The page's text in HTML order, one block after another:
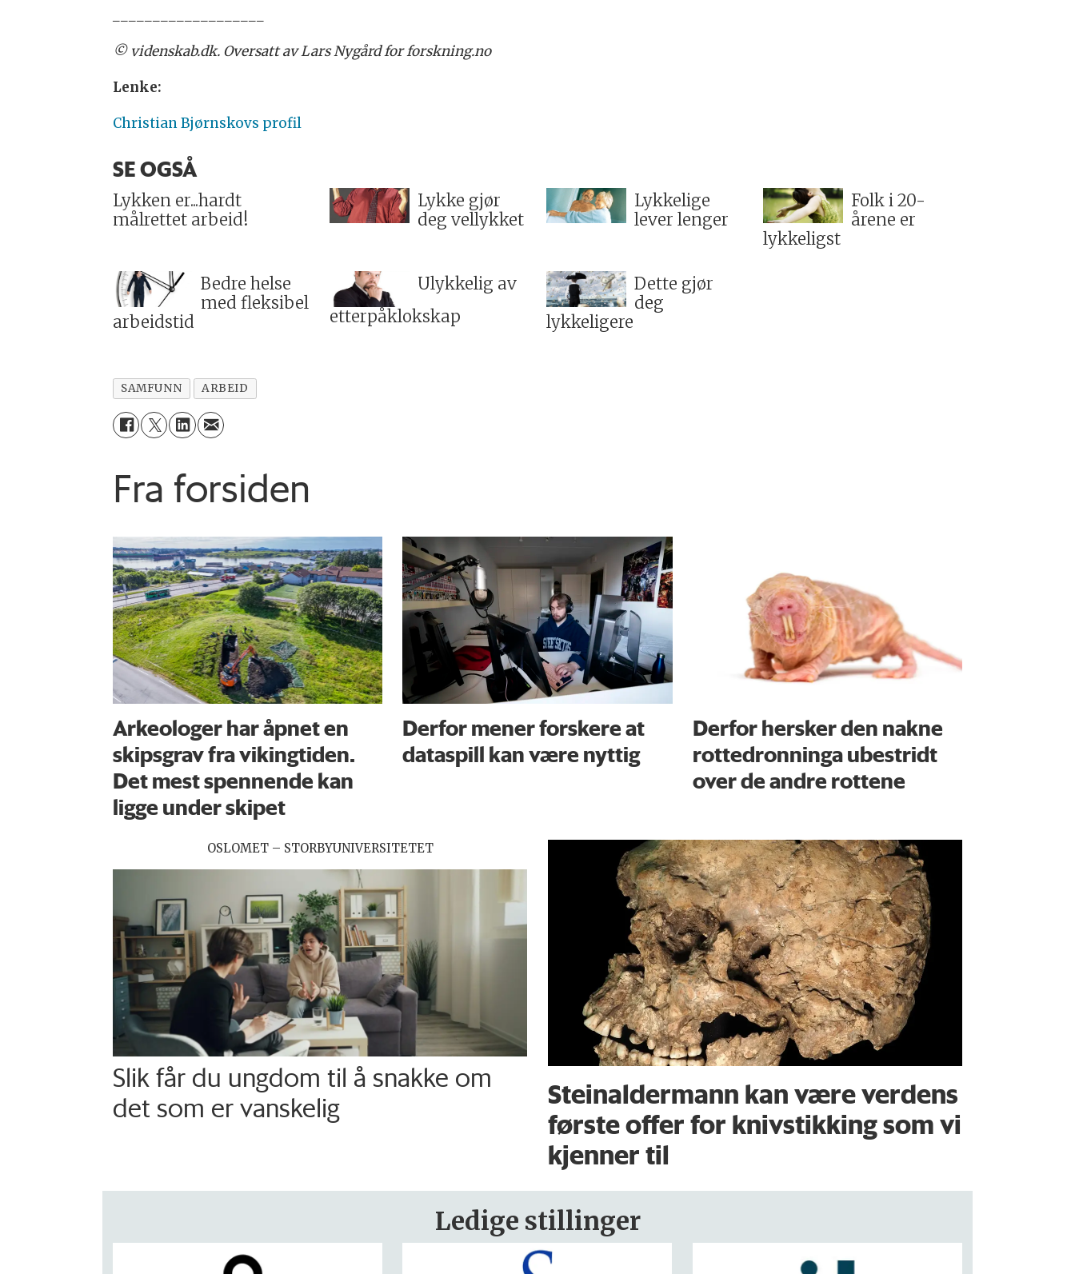
© videnskab.dk. Oversatt av Lars Nygård for forskning.no
Lenke:
Christian Bjørnskovs profil
SE OGSÅ
Lykken er...hardt
målrettet arbeid!
Lykke gjør
deg vellykket
Lykkelige
lever lenger
Folk i 20-
årene er
lykkeligst
Bedre helse
med fleksibel
arbeidstid
Ulykkelig av
etterpåklokskap
Dette gjør
deg
lykkeligere
SAMFUNN ARBEID
Fra forsiden
Arkeologer har åpnet en
skipsgrav fra vikingtiden.
Det mest spennende kan
ligge under skipet
Derfor mener forskere at
dataspill kan være nyttig
Derfor hersker den nakne
rottedronninga ubestridt
over de andre rottene
OSLOMET – STORBYUNIVERSITETET
Slik får du ungdom til å snakke om
det som er vanskelig
Steinaldermann kan være verdens
første offer for knivstikking som vi
kjenner til
Ledige stillinger